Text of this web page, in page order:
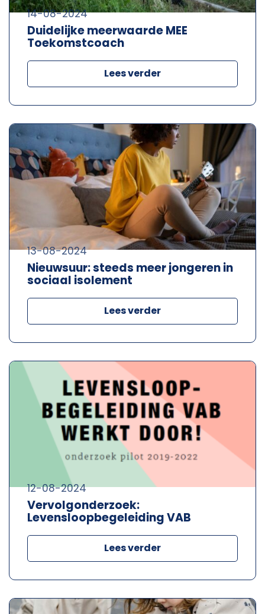
Duidelijke meerwaarde MEE
Toekomstcoach
14-08-2024
Lees verder
Nieuwsuur: steeds meer jongeren in
sociaal isolement
13-08-2024
Lees verder
Vervolgonderzoek:
Levensloopbegeleiding VAB
12-08-2024
Lees verder